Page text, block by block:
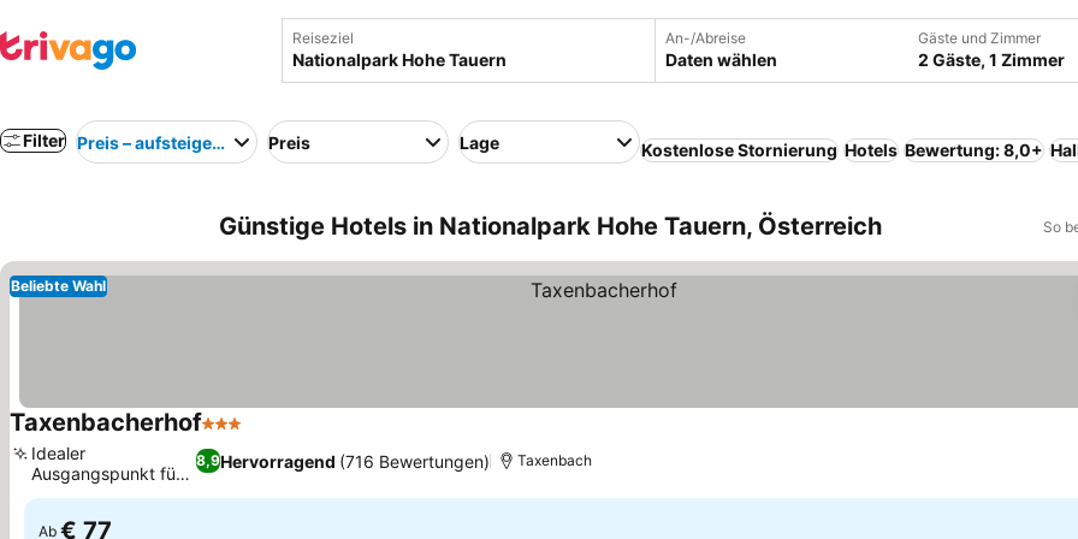
Reiseziel An-/Abreise
Daten wählen
Gäste und Zimmer
2 Gäste, 1 Zimmer
Filter Preis – aufsteigend Preis Lage Kostenlose Stornierung Hotels Bewertung: 8,0+
Günstige Hotels in Nationalpark Hohe Tauern, Österreich So
Beliebte Wahl
Taxenbacherhof3 Sterne
8,9Hervorragend (716 Bewertungen)
Idealer
Ausgangspunkt für
Abenteuer
Taxenbach
Ab € 77